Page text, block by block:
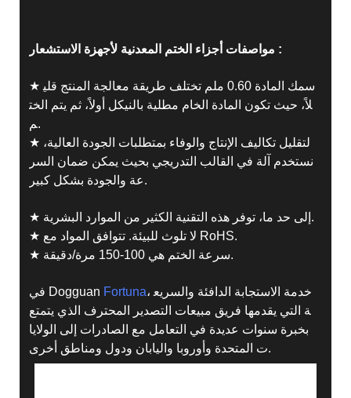
:
★ سمك المادة 0.60 ملم تختلف طريقة معالجة المنتج قلي
لاً، حيث تكون المادة الخام مطلية بالنيكل أولاً، ثم يتم الخت
م.
★ لتقليل تكاليف الإنتاج والوفاء بمتطلبات الجودة العالية،
نستخدم آلة في القالب التدريجي بحيث يمكن ضمان السر
عة والجودة بشكل كبير.
★ إلى حد ما، توفر هذه التقنية الكثير من الموارد البشرية.
★ لا تلوث للبيئة. تتوافق المواد مع RoHS.
★ سرعة الختم هي 100-150 مرة/دقيقة.
في Dogguan Fortuna، خدمة الاستجابة الدافئة والسريع
ة التي يقدمها فريق مبيعات التصدير المحترف الذي يتمتع
بخبرة سنوات عديدة في التعامل مع الصادرات إلى الولايا
ت المتحدة وأوروبا واليابان ودول ومناطق أخرى.